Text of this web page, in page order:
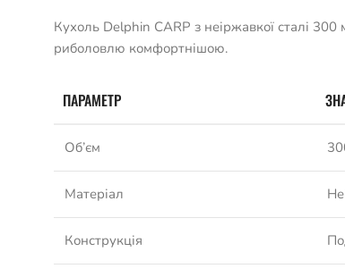
Кухоль Delphin CARP з неіржавкої сталі 300
риболовлю комфортнішою.
ПАРАМЕТР
Об’єм
Матеріал
Конструкція